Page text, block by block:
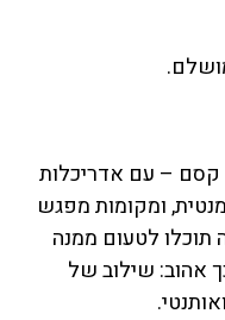
קסם – עם אדריכלות
ומקומות מפגש
תוכלו לטעום ממנה
אהוב: שילוב של